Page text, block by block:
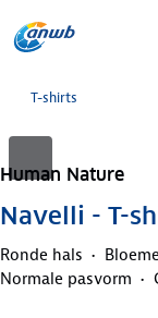
T-shirts
Human Nature
Navelli - T-
Ronde hals
Normale pasvorm